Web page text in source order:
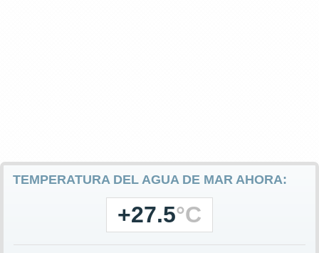
TEMPERATURA DEL AGUA DE MAR AHORA:
+27.5°C